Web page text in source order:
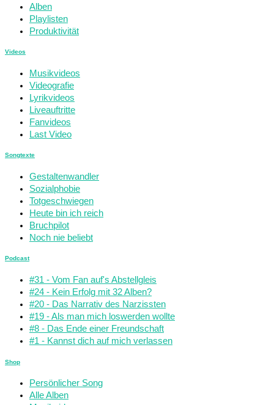
Alben
Playlisten
Produktivität
Videos
Musikvideos
Videografie
Lyrikvideos
Liveauftritte
Fanvideos
Last Video
Songtexte
Gestaltenwandler
Sozialphobie
Totgeschwiegen
Heute bin ich reich
Bruchpilot
Noch nie beliebt
Podcast
#31 - Vom Fan auf's Abstellgleis
#24 - Kein Erfolg mit 32 Alben?
#20 - Das Narrativ des Narzissten
#19 - Als man mich loswerden wollte
#8 - Das Ende einer Freundschaft
#1 - Kannst dich auf mich verlassen
Shop
Persönlicher Song
Alle Alben